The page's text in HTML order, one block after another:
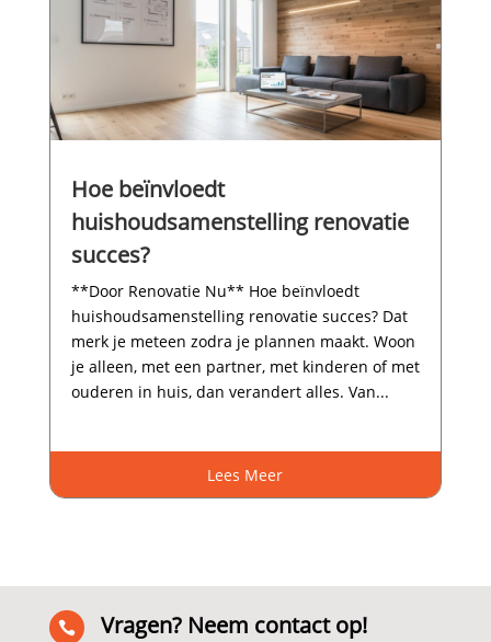
Hoe beïnvloedt
huishoudsamenstelling renovatie
succes?
**Door Renovatie Nu** Hoe beïnvloedt
huishoudsamenstelling renovatie succes? Dat
merk je meteen zodra je plannen maakt.​ Woon
je alleen, met een partner, met kinderen of met
ouderen in huis, dan verandert alles.​ Van...
Lees Meer
 Vragen? Neem contact op!